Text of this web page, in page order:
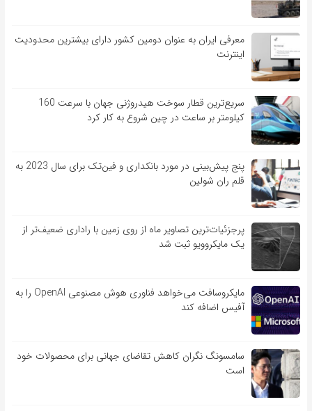
معرفی ایران به عنوان دومین کشور دارای بیشترین محدودیت
اینترنت
سریع‌ترین قطار سوخت هیدروژنی جهان با سرعت 160
کیلومتر بر ساعت در چین شروع به کار کرد
پنج پیش‌بینی در مورد بانکداری و فین‌تک برای سال 2023 به
قلم ران شولین
پرجزئیات‌ترین تصاویر ماه از روی زمین با راداری ضعیف‌تر از
یک مایکروویو ثبت شد
مایکروسافت می‌خواهد فناوری هوش مصنوعی OpenAI را به
آفیس اضافه کند
سامسونگ نگران کاهش تقاضای جهانی برای محصولات خود
است